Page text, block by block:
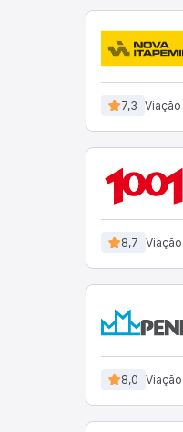
7,3
8,7 Viação
8,0